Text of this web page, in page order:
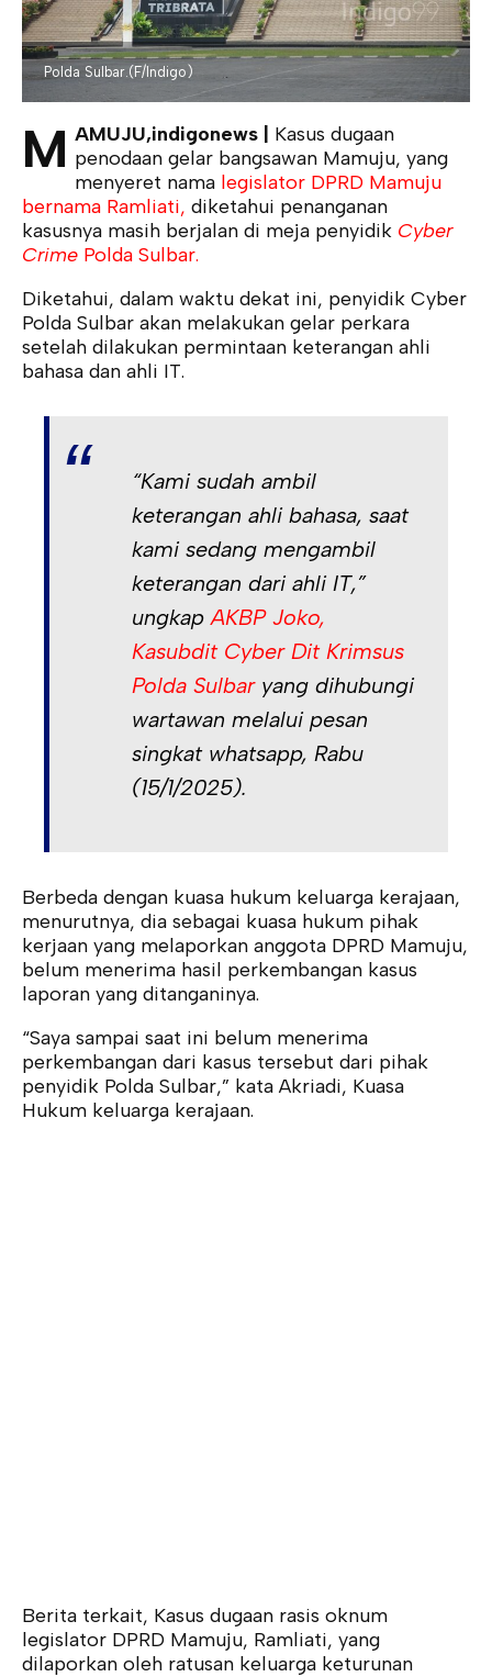
Polda Sulbar.(F/Indigo)
M AMUJU,indigonews |
Kasus dugaan
penodaan gelar bangsawan Mamuju, yang
menyeret nama legislator DPRD Mamuju
bernama Ramliati, diketahui penanganan
kasusnya masih berjalan di meja penyidik Cyber
Crime Polda Sulbar.
Diketahui, dalam waktu dekat ini, penyidik Cyber
Polda Sulbar akan melakukan gelar perkara
setelah dilakukan permintaan keterangan ahli
bahasa dan ahli IT.
“Kami sudah ambil
keterangan ahli bahasa, saat
kami sedang mengambil
keterangan dari ahli IT,”
ungkapAKBP Joko,
Kasubdit Cyber Dit Krimsus
Polda Sulbaryang dihubungi
wartawan melalui pesan
singkat whatsapp, Rabu
(15/1/2025).
Berbeda dengan kuasa hukum keluarga kerajaan,
menurutnya, dia sebagai kuasa hukum pihak
kerjaan yang melaporkan anggota DPRD Mamuju,
belum menerima hasil perkembangan kasus
laporan yang ditanganinya.
“Saya sampai saat ini belum menerima
perkembangan dari kasus tersebut dari pihak
penyidik Polda Sulbar,” kata Akriadi, Kuasa
Hukum keluarga kerajaan.
Berita terkait, Kasus dugaan rasis oknum
legislator DPRD Mamuju, Ramliati, yang
dilaporkan oleh ratusan keluarga keturunan